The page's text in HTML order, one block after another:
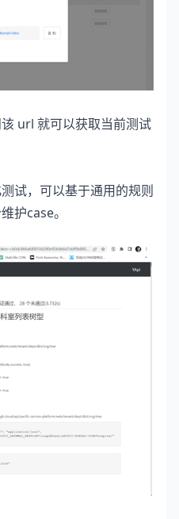
url 就可以获取当前测试
试，可以基于通用的规则
护case。